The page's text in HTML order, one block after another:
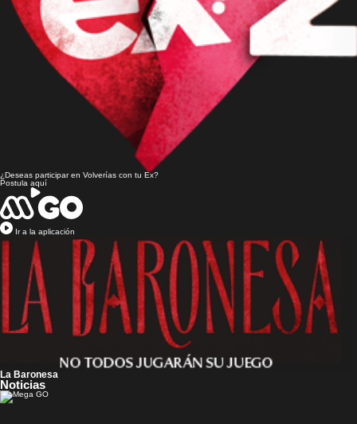
¿Deseas participar en Volverías con tu Ex?
Postula aquí
Ir a la aplicación
La Baronesa
Noticias